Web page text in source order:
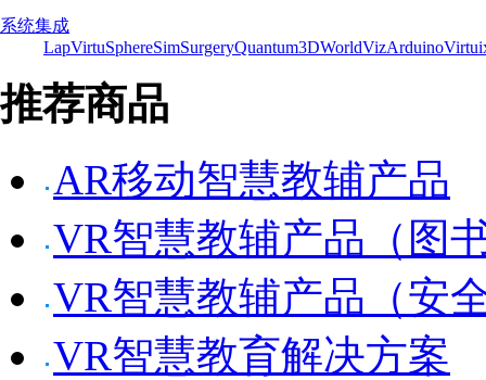
系统集成
LapVirtuSphereSimSurgeryQuantum3DWorldVizArduino
推荐商品
AR移动智慧教辅产品
VR智慧教辅产品（图
VR智慧教辅产品（安
VR智慧教育解决方案